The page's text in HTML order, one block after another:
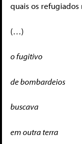
quais os
(…)
o fugitivo
de bombardeios
buscava
em outra terra